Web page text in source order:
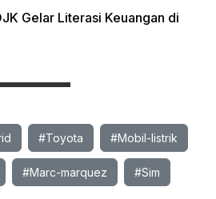
Gelar Literasi Keuangan di
#Toyota #Mobil-listrik
#Marc-marquez #Sim